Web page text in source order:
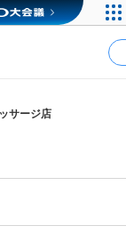
サージ店